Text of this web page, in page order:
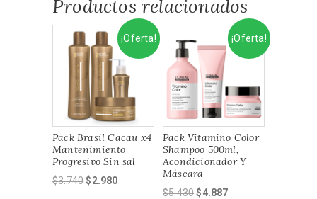
Productos relacionados
¡Oferta!
Pack Brasil Cacau x4
Mantenimiento
Progresivo Sin sal
$3.740El
$2.980El
¡Oferta!
Pack Vitamino Color
Shampoo 500ml,
Acondicionador Y
Máscara
$5.430El
$4.887El